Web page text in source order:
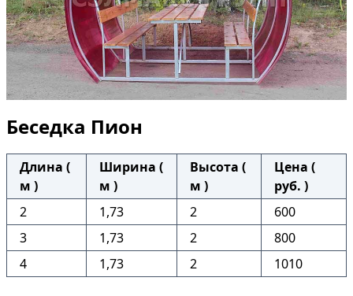
Беседка Пион
Длина (
м )
Ширина (
м )
Высота (
м )
Цена (
руб. )
2
1,73 2
600
3
1,73 2
800
4
1,73 2 1010